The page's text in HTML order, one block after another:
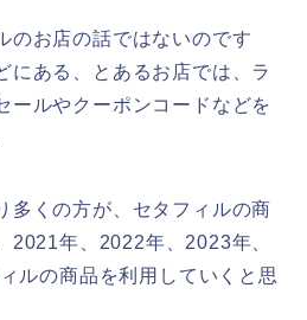
のお店の話ではないのです
にある、とあるお店では、ラ
ールやクーポンコードなどを
多くの方が、セタフィルの商
2021年、2022年、2023年、
ルの商品を利用していくと思